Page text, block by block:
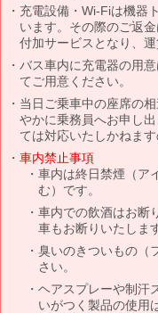
充電設備・Wi-Fiは機器
います。その際のご返
付加サービスとなり、
バス車内に充電器の用
てご用意ください。
当日ご乗車中の座席の
やかに乗務員へお申し
ては対応いたしかねま
車内禁止事項
車内は終日禁煙（ア
む）です。
車内での飲酒はお断
車もお断りいたしま
臭いのきついもの（
さい。
ヘアスプレーや制汗
いがつく製品の使用